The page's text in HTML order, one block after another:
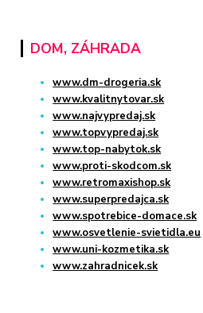
DOM, ZÁHRADA
www.dm-drogeria.sk
www.kvalitnytovar.sk
www.najvypredaj.sk
www.topvypredaj.sk
www.top-nabytok.sk
www.proti-skodcom.sk
www.retromaxishop.sk
www.superpredajca.sk
www.spotrebice-domace.sk
www.osvetlenie-svietidla.eu
www.uni-kozmetika.sk
www.zahradnicek.sk